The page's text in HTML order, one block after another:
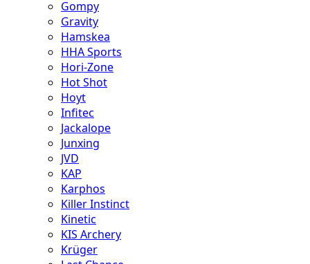
Gompy
Gravity
Hamskea
HHA Sports
Hori-Zone
Hot Shot
Hoyt
Infitec
Jackalope
Junxing
JVD
KAP
Karphos
Killer Instinct
Kinetic
KIS Archery
Krüger